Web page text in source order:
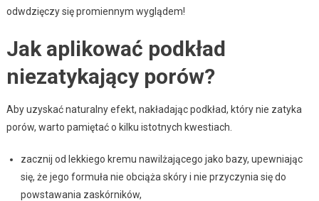
odwdzięczy się promiennym wyglądem!
Jak aplikować podkład
niezatykający porów?
Aby uzyskać naturalny efekt, nakładając podkład, który nie zatyka
porów, warto pamiętać o kilku istotnych kwestiach.
zacznij od lekkiego kremu nawilżającego jako bazy, upewniając
się, że jego formuła nie obciąża skóry i nie przyczynia się do
powstawania zaskórników,